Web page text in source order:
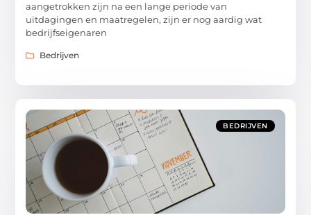
aangetrokken zijn na een lange periode van
uitdagingen en maatregelen, zijn er nog aardig wat
bedrijfseigenaren
Bedrijven
BEDRIJVEN